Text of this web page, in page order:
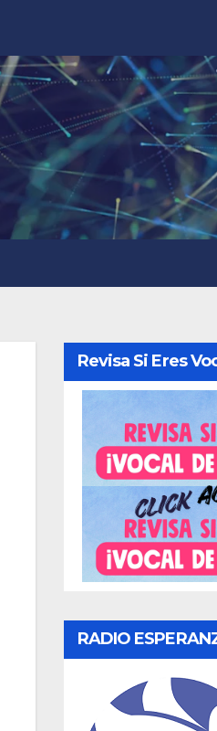
Revisa Si Eres
RADIO